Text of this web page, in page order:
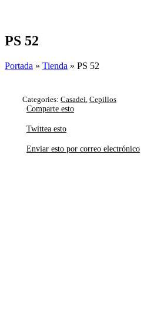
PS 52
Portada » Tienda » PS 52
Categories: Casadei Cepillos
Comparte esto
Twittea esto
Enviar esto por correo electrónico